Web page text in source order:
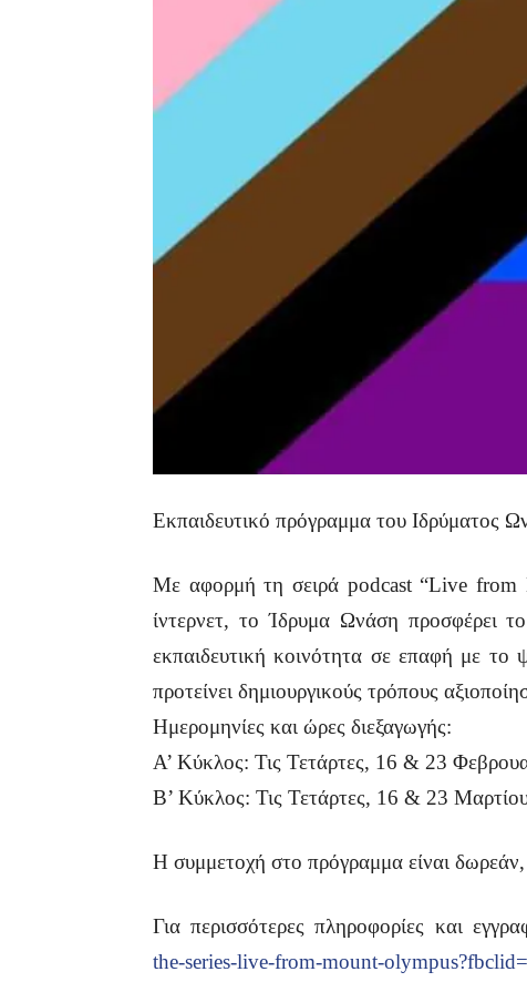
Εκπαιδευτικό πρόγραμμα του Ιδρύματος
Με αφορμή τη σειρά podcast “Live from
ίντερνετ, το Ίδρυμα Ωνάση προσφέρει
εκπαιδευτική κοινότητα σε επαφή με
προτείνει δημιουργικούς τρόπους
Ημερομηνίες και ώρες διεξαγωγής:
Α’ Κύκλος: Τις Τετάρτες, 16 & 23
Β’ Κύκλος: Τις Τετάρτες, 16 & 23
Η συμμετοχή στο πρόγραμμα είναι
Για περισσότερες πληροφορίες και
the-series-live-from-mount-